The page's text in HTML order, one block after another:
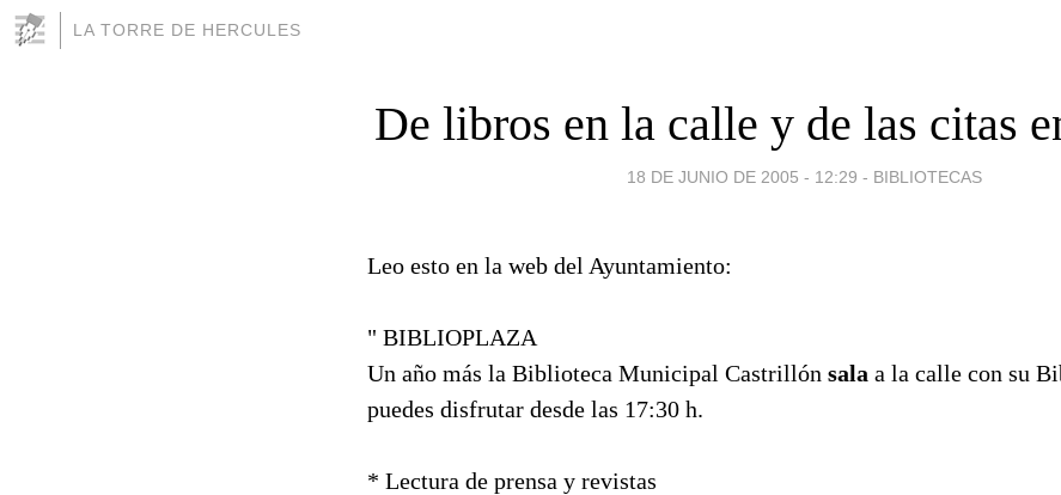
LA TORRE DE HERCULES
De libros en la calle y de las citas
18 DE JUNIO DE 2005 - 12:29 - BIBLIOTECAS
Leo esto en la web del Ayuntamiento:
" BIBLIOPLAZA
Un año más la Biblioteca Municipal Castrillón sala a la calle con su
puedes disfrutar desde las 17:30 h.
* Lectura de prensa y revistas